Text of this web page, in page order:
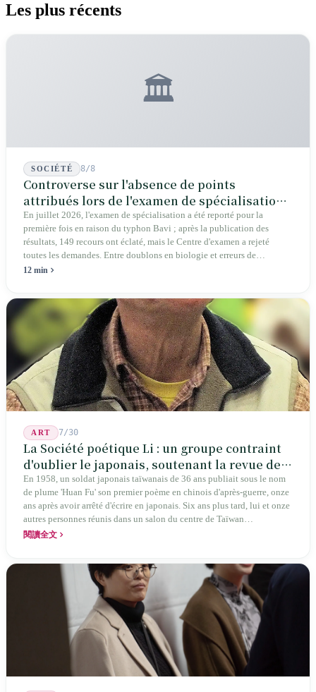
Les plus récents
🏛️
SOCIÉTÉ 8/8
Controverse sur l'absence de points
attribués lors de l'examen de spécialisation
2026 : une crise structurelle de l'intégrité
éducative
En juillet 2026, l'examen de spécialisation a été reporté pour la
première fois en raison du typhon Bavi ; après la publication des
résultats, 149 recours ont éclaté, mais le Centre d'examen a rejeté
toutes les demandes. Entre doublons en biologie et erreurs de
graphiques en géographie, les autorités affirment que cela « n'affecte
12 min
ART 7/30
La Société poétique Li : un groupe contraint
d'oublier le japonais, soutenant la revue de
poésie chinoise la plus ancienne de Taïwan
En 1958, un soldat japonais taïwanais de 36 ans publiait sous le nom
de plume 'Huan Fu' son premier poème en chinois d'après-guerre, onze
ans après avoir arrêté d'écrire en japonais. Six ans plus tard, lui et onze
autres personnes réunis dans un salon du centre de Taïwan
transformaient cette expérience de mutisme générationnel en une
jusqu'aux manuels scolaires du collège.
閱讀全文